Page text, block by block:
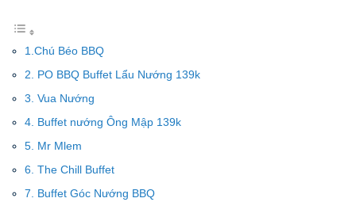
1.Chú Béo BBQ
2. PO BBQ Buffet Lẩu Nướng 139k
3. Vua Nướng
4. Buffet nướng Ông Mập 139k
5. Mr Mlem
6. The Chill Buffet
7. Buffet Góc Nướng BBQ